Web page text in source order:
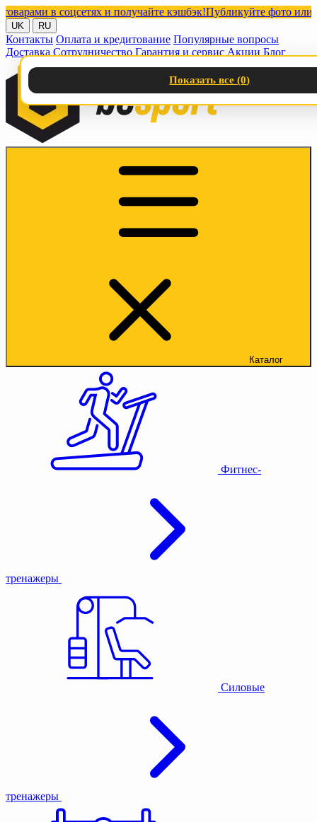
в соцсетях и получайте кэшбэк!Публикуйте фото или
UK RU
Контакты Оплата и кредитование Популярные вопросы
Доставка Сотрудничество Гарантия и сервис Акции Блог
Каталог
Фитнес-
тренажеры
Силовые
тренажеры
Показать все (0)